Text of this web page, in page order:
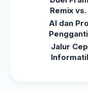
Remix
AI dan
Jalur